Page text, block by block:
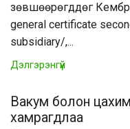
зөвшөөрөгддөг
general certificate
subsidiary/,...
Дэлгэрэнгүй
Вакум болон
хамрагдлаа